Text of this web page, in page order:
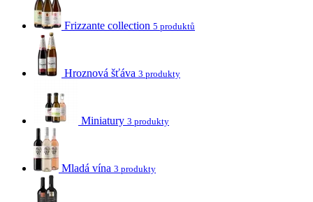
Frizzante collection 5 produktů
Hroznová šťáva 3 produkty
Miniatury 3 produkty
Mladá vína 3 produkty